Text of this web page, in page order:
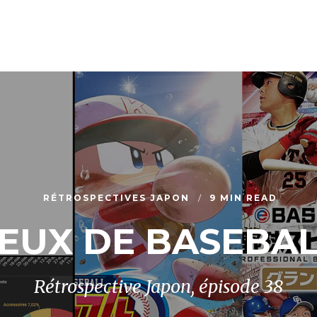
RÉTROSPECTIVES JAPON 9 MIN READ
DE
Rétrospective Japon, épisode 38